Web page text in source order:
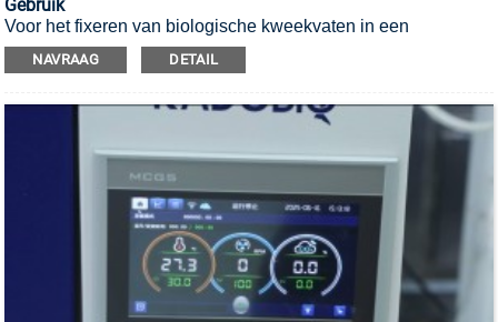
Gebruik
Voor het fixeren van biologische kweekvaten in een
schudincubator.
NAVRAAG DETAIL